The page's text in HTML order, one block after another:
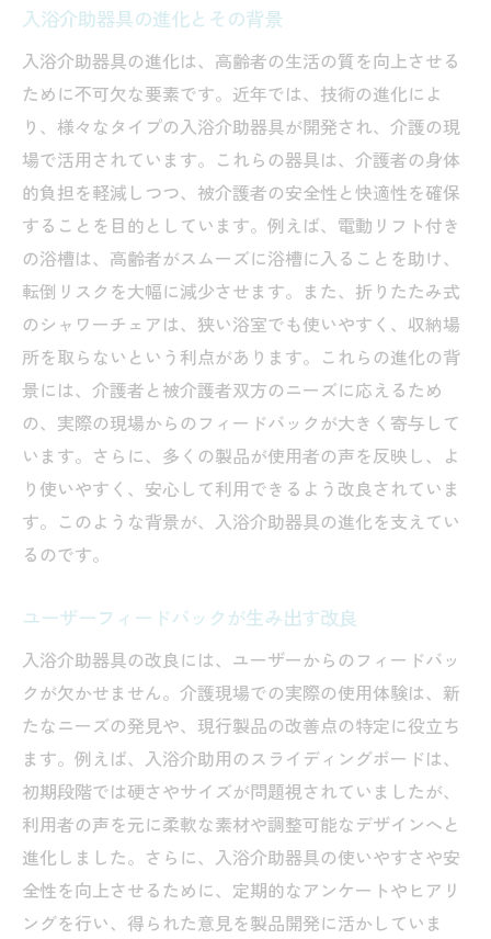
高齢者の生活における入浴の重要性
器具がもたらす生活の質の向上
入浴が高齢者に与える心理的効果
生活の質を高めるための具体的なアイデア
長期的な視点での器具の選び方
使用後の高齢者の声から見る効果
体験者の声から見る入浴介助器具の選び方と活
用法
選び方のヒントを得るための体験談
活用法の工夫で得られる効果
ベストな選択をするための体験談
介護者と高齢者の両者の視点から見る
体験者が語る器具のメリットとデメリット
入浴介助器具がもたらす高齢者ケアの新時代
入浴介助器具がもたらす変革
高齢者ケアの未来を切り開く技術
新時代の介護に求められるもの
入浴介助器具がもたらす未来の展望
入浴介助器具の進化とその背景
入浴介助器具の進化は、高齢者の生活の質を向上させる
ために不可欠な要素です。近年では、技術の進化によ
り、様々なタイプの入浴介助器具が開発され、介護の現
場で活用されています。これらの器具は、介護者の身体
的負担を軽減しつつ、被介護者の安全性と快適性を確保
することを目的としています。例えば、電動リフト付き
の浴槽は、高齢者がスムーズに浴槽に入ることを助け、
転倒リスクを大幅に減少させます。また、折りたたみ式
のシャワーチェアは、狭い浴室でも使いやすく、収納場
所を取らないという利点があります。これらの進化の背
景には、介護者と被介護者双方のニーズに応えるため
の、実際の現場からのフィードバックが大きく寄与して
います。さらに、多くの製品が使用者の声を反映し、よ
り使いやすく、安心して利用できるよう改良されていま
す。このような背景が、入浴介助器具の進化を支えてい
るのです。
ユーザーフィードバックが生み出す改良
入浴介助器具の改良には、ユーザーからのフィードバッ
クが欠かせません。介護現場での実際の使用体験は、新
たなニーズの発見や、現行製品の改善点の特定に役立ち
ます。例えば、入浴介助用のスライディングボードは、
初期段階では硬さやサイズが問題視されていましたが、
利用者の声を元に柔軟な素材や調整可能なデザインへと
進化しました。さらに、入浴介助器具の使いやすさや安
全性を向上させるために、定期的なアンケートやヒアリ
ングを行い、得られた意見を製品開発に活かしていま